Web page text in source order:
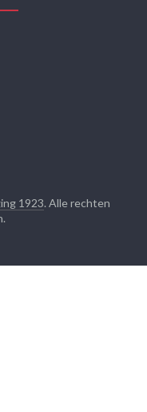
1923. Alle rechten